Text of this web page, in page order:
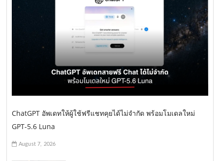
ChatGPT อัพเดทให้ผู้ใช้ฟรีแชทคุยได้ไม่จำกัด พร้อมโมเดลใหม่
GPT-5.6 Luna
August 7, 2026